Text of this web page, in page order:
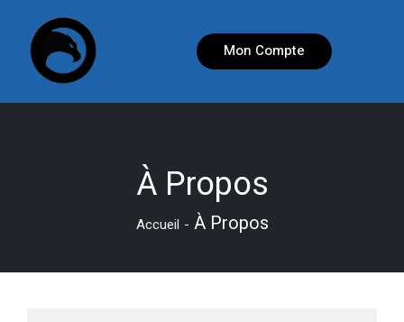
Mon Compte
À Propos
Accueil À Propos